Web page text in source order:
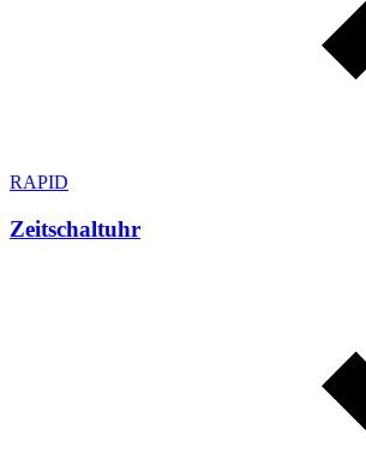
RAPID
Zeitschaltuhr